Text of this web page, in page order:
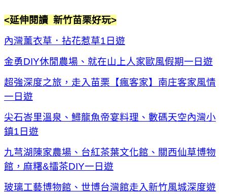
<延伸閱讀 新竹苗栗好玩>
內灣薰衣草．拈花惹草1日遊
金勇DIY休閒農場、就在山上人家歐風假期一日遊
超強深度之旅，走入苗栗【瘋客家】南庄客家風情
一日遊
尖石峇里溫泉、鱘龍魚帝宴料理、數碼天空內灣小
鎮1日遊
九芎湖陳家農場、台紅茶葉文化館、關西仙草博物
館，麻糬&擂茶DIY一日遊
玻璃工藝博物館、世博台灣館走入新竹風城深度遊